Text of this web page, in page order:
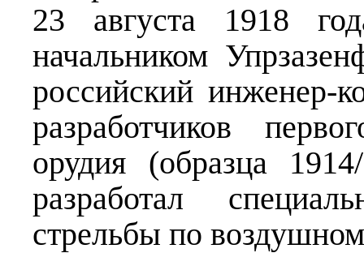
23 августа 1918
начальником
российский инженер-
разработчиков
орудия (образца
разработал
стрельбы по